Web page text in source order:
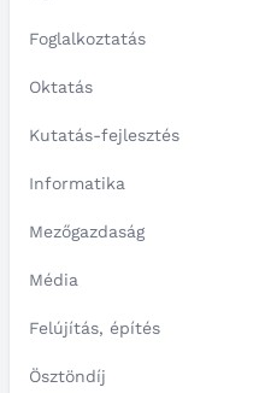
Foglalkoztatás
Oktatás
Kutatás-fejlesztés
Informatika
Mezőgazdaság
Média
Felújítás, építés
Ösztöndíj